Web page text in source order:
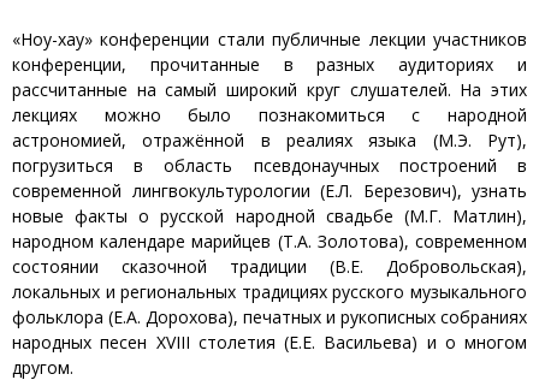
«Ноу-хау» конференции стали публичные лекции участников
конференции, прочитанные в разных аудиториях и
рассчитанные на самый широкий круг слушателей. На этих
лекциях можно было познакомиться с народной
астрономией, отражённой в реалиях языка (М.Э. Рут),
погрузиться в область псевдонаучных построений в
современной лингвокультурологии (Е.Л. Березович), узнать
новые факты о русской народной свадьбе (М.Г. Матлин),
народном календаре марийцев (Т.А. Золотова), современном
состоянии сказочной традиции (В.Е. Добровольская),
локальных и региональных традициях русского музыкального
фольклора (Е.А. Дорохова), печатных и рукописных собраниях
народных песен XVIII столетия (Е.Е. Васильева) и о многом
другом.